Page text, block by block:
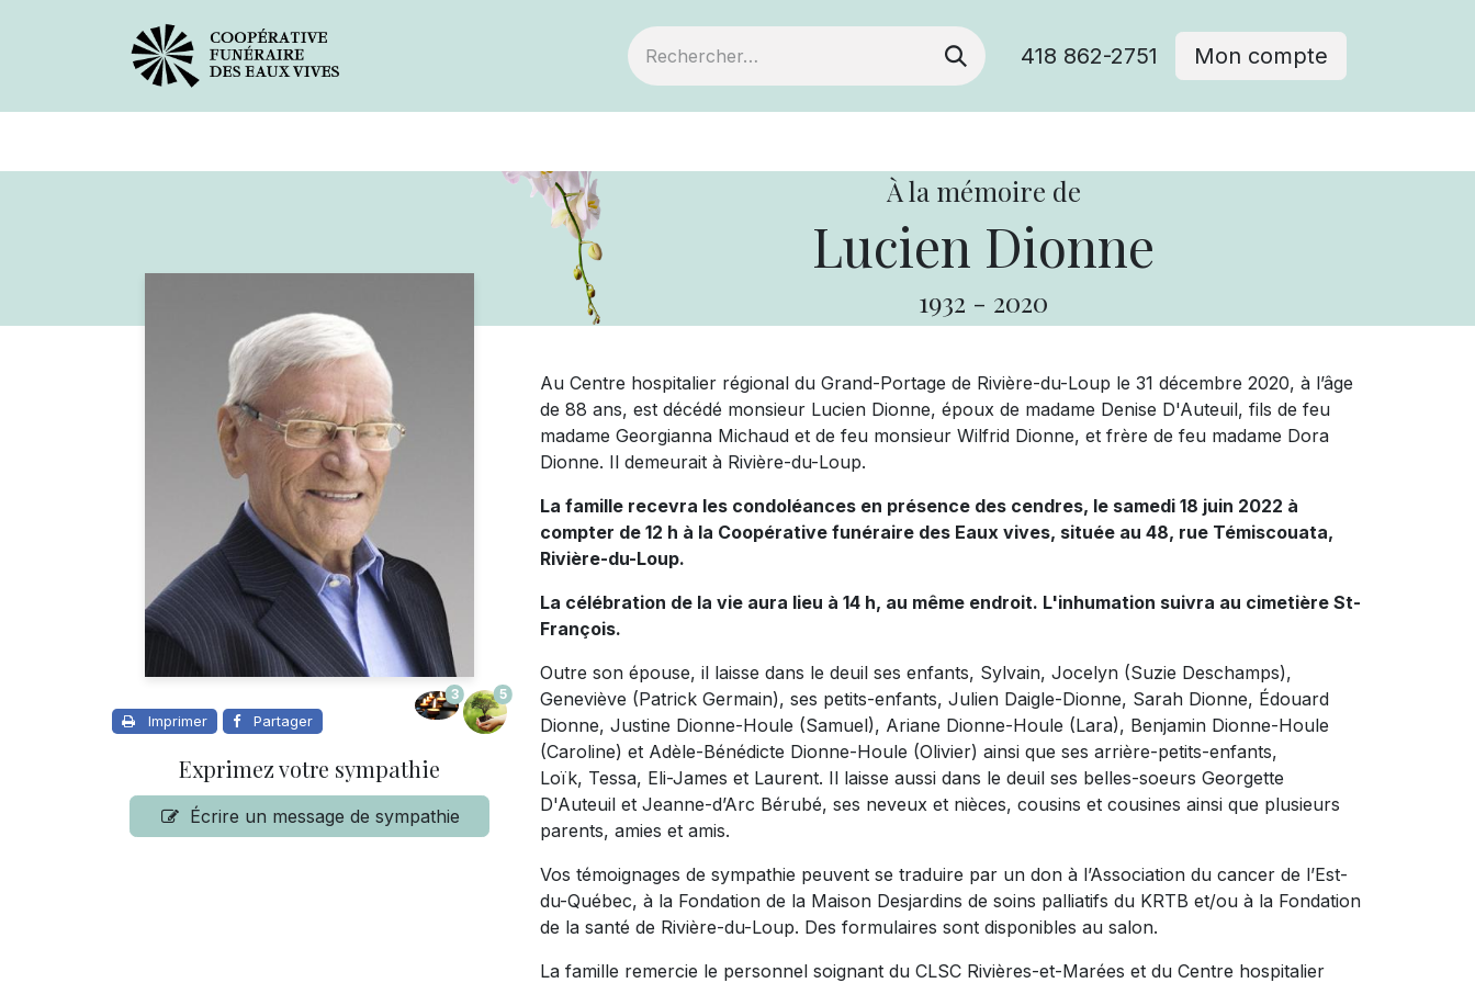
418 862-2751 Mon compte
À la mémoire de
Lucien Dionne
1932 - 2020
Imprimer Partager
3 5
Exprimez votre sympathie
Écrire un message de sympathie
Au Centre hospitalier régional du Grand-Portage de Rivière-du-Loup le 31 décembre 2020, à l’âge
de 88 ans, est décédé monsieur Lucien Dionne, époux de madame Denise D'Auteuil, fils de feu
madame Georgianna Michaud et de feu monsieur Wilfrid Dionne, et frère de feu madame Dora
Dionne. Il demeurait à Rivière-du-Loup.
La famille recevra les condoléances en présence des cendres, le samedi 18 juin 2022 à
compter de 12 h à la Coopérative funéraire des Eaux vives, située au 48, rue Témiscouata,
Rivière-du-Loup.
La célébration de la vie aura lieu à 14 h, au même endroit. L'inhumation suivra au cimetière St-
François.
Outre son épouse, il laisse dans le deuil ses enfants, Sylvain, Jocelyn (Suzie Deschamps),
Geneviève (Patrick Germain), ses petits-enfants, Julien Daigle-Dionne, Sarah Dionne, Édouard
Dionne, Justine Dionne-Houle (Samuel), Ariane Dionne-Houle (Lara), Benjamin Dionne-Houle
(Caroline) et Adèle-Bénédicte Dionne-Houle (Olivier) ainsi que ses arrière-petits-enfants,
Loïk, Tessa, Eli-James et Laurent. Il laisse aussi dans le deuil ses belles-soeurs Georgette
D'Auteuil et Jeanne-d’Arc Bérubé, ses neveux et nièces, cousins et cousines ainsi que plusieurs
parents, amies et amis.
Vos témoignages de sympathie peuvent se traduire par un don à l’Association du cancer de l’Est-
du-Québec, à la Fondation de la Maison Desjardins de soins palliatifs du KRTB et/ou à la Fondation
de la santé de Rivière-du-Loup. Des formulaires sont disponibles au salon.
La famille remercie le personnel soignant du CLSC Rivières-et-Marées et du Centre hospitalier